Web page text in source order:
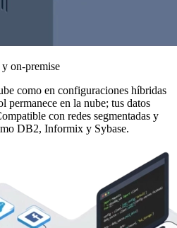
on-premise
como en configuraciones híbridas
permanece en la nube; tus datos
con redes segmentadas y
DB2, Informix y Sybase.